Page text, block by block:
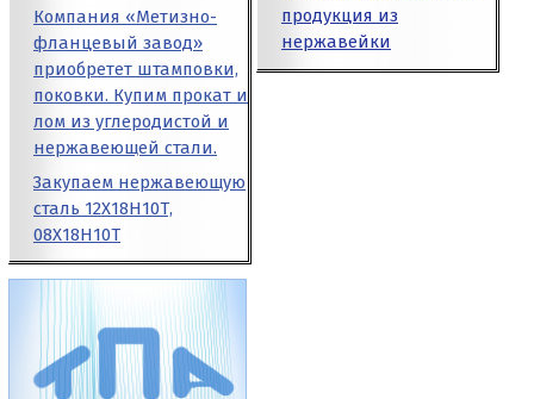
Компания «Метизно-
фланцевый завод»
приобретет штамповки,
поковки. Купим прокат и
лом из углеродистой и
нержавеющей стали.
Закупаем нержавеющую
сталь 12Х18Н10Т,
08Х18Н10Т
продукция из
нержавейки